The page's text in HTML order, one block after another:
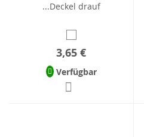
...Deckel drauf
3,65 €
Verfügbar